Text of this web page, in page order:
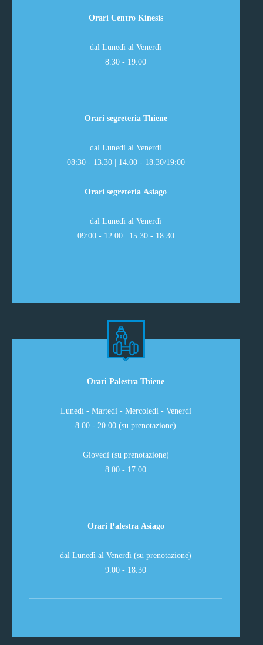
Orari Centro Kinesis
dal Lunedì al Venerdì
8.30 - 19.00
Orari segreteria Thiene
dal Lunedì al Venerdì
08:30 - 13.30 | 14.00 - 18.30/19:00
Orari segreteria Asiago
dal Lunedì al Venerdì
09:00 - 12.00 | 15.30 - 18.30
Orari Palestra Thiene
Lunedì - Martedì - Mercoledì - Venerdì
8.00 - 20.00 (su prenotazione)
Giovedì (su prenotazione)
8.00 - 17.00
Orari Palestra Asiago
dal Lunedì al Venerdì (su prenotazione)
9.00 - 18.30